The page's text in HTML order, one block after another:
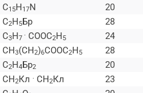
C15H17N
20
C2H5Бр
28
C3H7
. СООС2H5
24
СН3(СН2)6СООС2H5
28
C2H4Бр2
20
СН2Кл . СН2Кл
23